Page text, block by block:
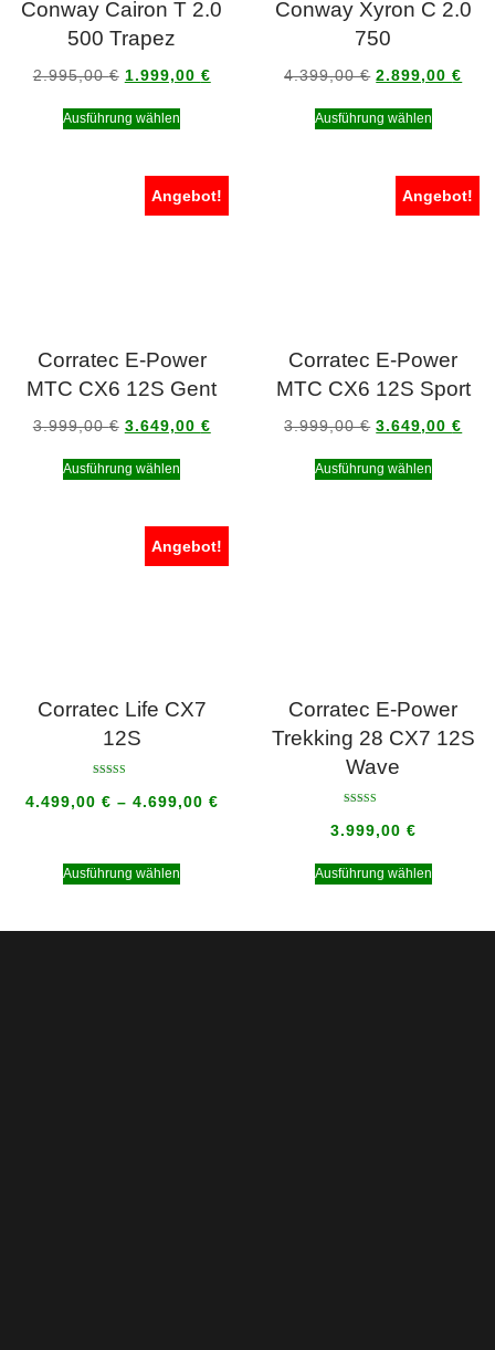
Conway Cairon T 2.0
500 Trapez
2.995,00€ 1.999,00 €
Ausführung wählen
Conway Xyron C 2.0
750
4.399,00€ 2.899,00€
Ausführung wählen
Angebot!
Corratec E-Power
MTC CX6 12S Gent
3.999,00€ 3.649,00 €
Ausführung wählen
Angebot!
Corratec E-Power
MTC CX6 12S Sport
3.999,00€ 3.649,00€
Ausführung wählen
Angebot!
Corratec Life CX7
12S
von 5
4.499,00 € – 4.699,00 €
Ausführung wählen
Corratec E-Power
Trekking 28 CX7 12S
Wave
5.00
von 5
3.999,00 €
Ausführung wählen